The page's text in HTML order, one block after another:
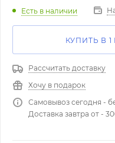
Есть в наличии
КУПИТЬ В 1
Рассчитать доставку
Хочу в подарок
Самовывоз сегодня -
Доставка завтра от -